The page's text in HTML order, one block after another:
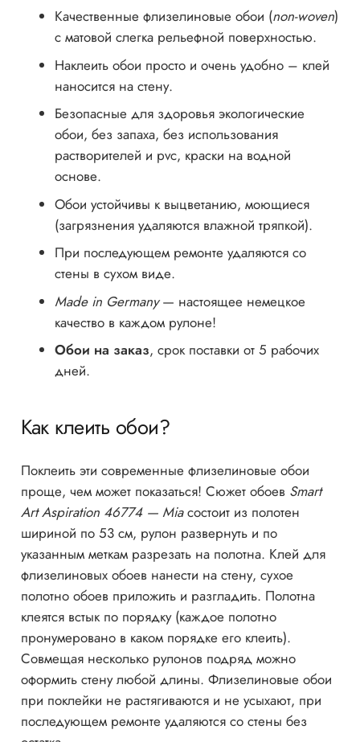
Качественные флизелиновые обои (non-woven)
с матовой слегка рельефной поверхностью.
Наклеить обои просто и очень удобно – клей
наносится на стену.
Безопасные для здоровья экологические
обои, без запаха, без использования
растворителей и pvc, краски на водной
основе.
Обои устойчивы к выцветанию, моющиеся
(загрязнения удаляются влажной тряпкой).
При последующем ремонте удаляются со
стены в сухом виде.
Made in Germany— настоящее немецкое
качество в каждом рулоне!
Обои на заказ, срок поставки от 5 рабочих
дней.
Как клеить обои?
Поклеить эти современные флизелиновые обои
проще, чем может показаться! Сюжет обоев Smart
Art Aspiration 46774 — Miaсостоит из полотен
шириной по 53 см, рулон развернуть и по
указанным меткам разрезать на полотна. Клей для
флизелиновых обоев нанести на стену, сухое
полотно обоев приложить и разгладить. Полотна
клеятся встык по порядку (каждое полотно
пронумеровано в каком порядке его клеить).
Совмещая несколько рулонов подряд можно
оформить стену любой длины. Флизелиновые обои
при поклейки не растягиваются и не усыхают, при
последующем ремонте удаляются со стены без